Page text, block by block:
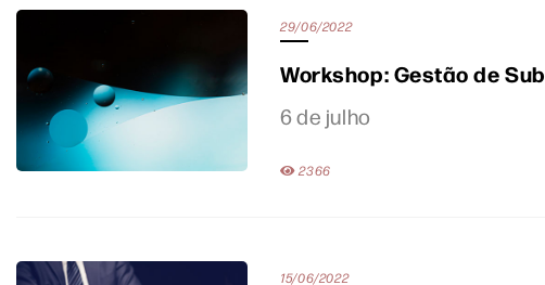
29/06/2022
Workshop: Gestão de
6 de julho
2366
15/06/2022